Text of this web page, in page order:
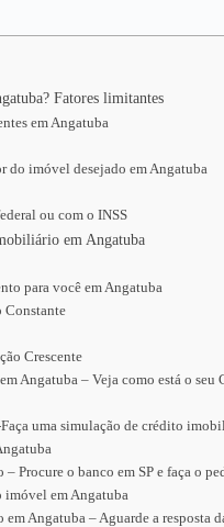
Fatores limitantes
em Angatuba
do imóvel desejado em Angatuba
ou com o INSS
em Angatuba
para você em Angatuba
Constante
Crescente
Angatuba – Veja como está o seu
uma simulação de crédito
Procure o banco em SP e faça o
imóvel em Angatuba
Angatuba – Aguarde a resposta